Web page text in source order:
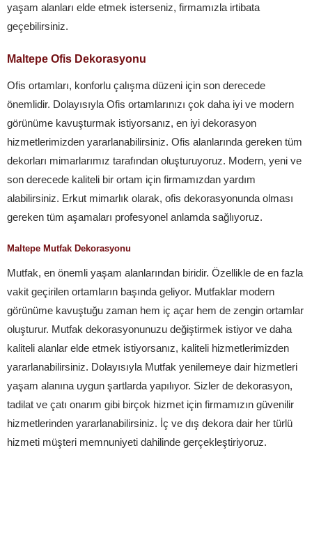
yaşam alanları elde etmek isterseniz, firmamızla irtibata
geçebilirsiniz.
Maltepe Ofis Dekorasyonu
Ofis ortamları, konforlu çalışma düzeni için son derecede
önemlidir. Dolayısıyla Ofis ortamlarınızı çok daha iyi ve modern
görünüme kavuşturmak istiyorsanız, en iyi dekorasyon
hizmetlerimizden yararlanabilirsiniz. Ofis alanlarında gereken tüm
dekorları mimarlarımız tarafından oluşturuyoruz. Modern, yeni ve
son derecede kaliteli bir ortam için firmamızdan yardım
alabilirsiniz. Erkut mimarlık olarak, ofis dekorasyonunda olması
gereken tüm aşamaları profesyonel anlamda sağlıyoruz.
Maltepe Mutfak Dekorasyonu
Mutfak, en önemli yaşam alanlarından biridir. Özellikle de en fazla
vakit geçirilen ortamların başında geliyor. Mutfaklar modern
görünüme kavuştuğu zaman hem iç açar hem de zengin ortamlar
oluşturur. Mutfak dekorasyonunuzu değiştirmek istiyor ve daha
kaliteli alanlar elde etmek istiyorsanız, kaliteli hizmetlerimizden
yararlanabilirsiniz. Dolayısıyla Mutfak yenilemeye dair hizmetleri
yaşam alanına uygun şartlarda yapılıyor. Sizler de dekorasyon,
tadilat ve çatı onarım gibi birçok hizmet için firmamızın güvenilir
hizmetlerinden yararlanabilirsiniz. İç ve dış dekora dair her türlü
hizmeti müşteri memnuniyeti dahilinde gerçekleştiriyoruz.